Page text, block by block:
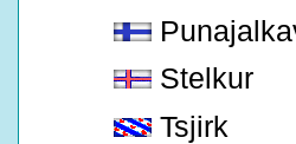
Stelkur
Tsjirk